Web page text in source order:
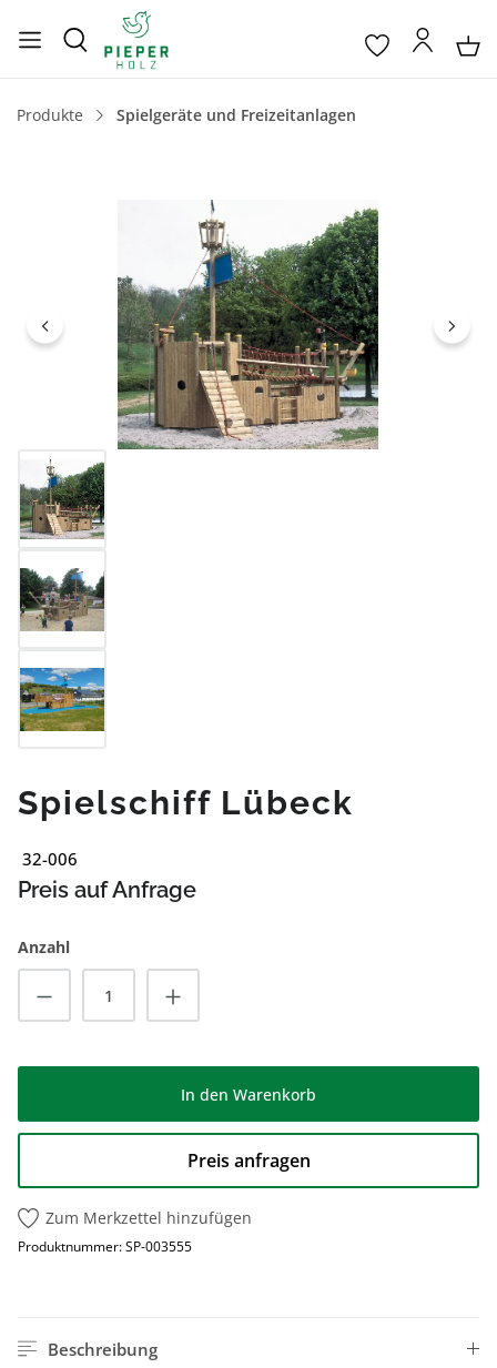
Produkte Spielgeräte und Freizeitanlagen
Bildergalerie überspringen
Spielschiff Lübeck
32-006
Preis auf Anfrage
Anzahl
Produkt Anzahl: Gib den gewünschten
In den Warenkorb
Preis anfragen
Zum Merkzettel hinzufügen
Produktnummer:SP-003555
Beschreibung